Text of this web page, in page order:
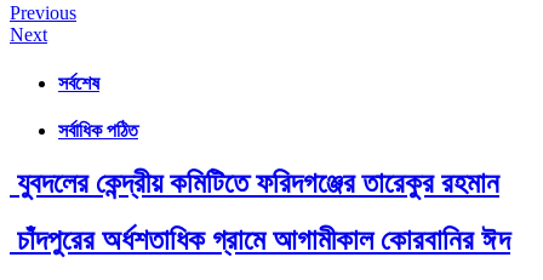
Post
navigation
Previous
Next
সর্বশেষ
সর্বাধিক পঠিত
যুবদলের কেন্দ্রীয় কমিটিতে ফরিদগঞ্জের তারেকুর রহমান
চাঁদপুরের অর্ধশতাধিক গ্রামে আগামীকাল কোরবানির ঈদ